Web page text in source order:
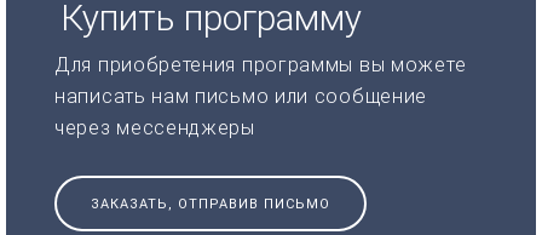
Купить программу
Для приобретения программы вы можете
написать нам письмо или сообщение
через мессенджеры
ЗАКАЗАТЬ, ОТПРАВИВ ПИСЬМО